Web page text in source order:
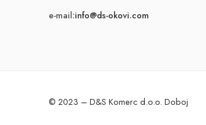
e-mail:info@ds-okovi.com
© 2023 – D&S Komerc d.o.o. Doboj